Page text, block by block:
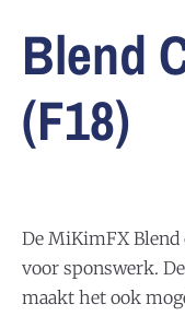
Blend
(F18)
De MiKimFX
voor sponswerk.
maakt het ook